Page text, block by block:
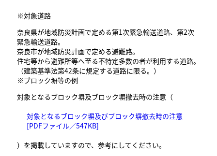
※対象道路
奈良県が地域防災計画で定める第1次緊急輸送道路、第2次
緊急輸送道路。
奈良市が地域防災計画で定める避難路。
住宅等から避難所等へ至る不特定多数の者が利用する道路。
（建築基準法第42条に規定する道路に限る。）
※ブロック塀等の例
対象となるブロック塀及ブロック塀撤去時の注意（
対象となるブロック塀及びブロック塀撤去時の注意
[PDFファイル／547KB]
）を掲載していますので、参考にしてください。